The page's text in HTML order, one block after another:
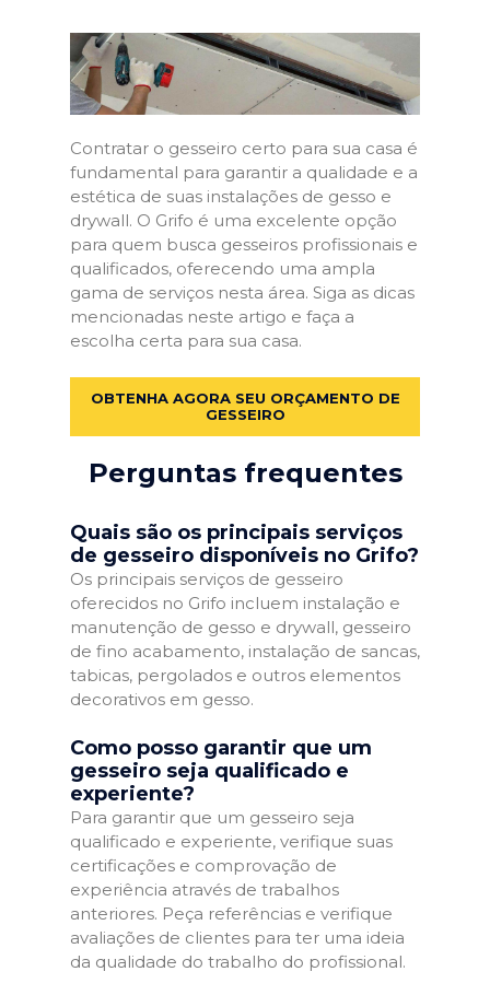
Contratar o gesseiro certo para sua casa é
fundamental para garantir a qualidade e a
estética de suas instalações de gesso e
drywall. O Grifo é uma excelente opção
para quem busca gesseiros profissionais e
qualificados, oferecendo uma ampla
gama de serviços nesta área. Siga as dicas
mencionadas neste artigo e faça a
escolha certa para sua casa.
OBTENHA AGORA SEU ORÇAMENTO DE
GESSEIRO
Perguntas frequentes
Quais são os principais serviços
de gesseiro disponíveis no Grifo?
Os principais serviços de gesseiro
oferecidos no Grifo incluem instalação e
manutenção de gesso e drywall, gesseiro
de fino acabamento, instalação de sancas,
tabicas, pergolados e outros elementos
decorativos em gesso.
Como posso garantir que um
gesseiro seja qualificado e
experiente?
Para garantir que um gesseiro seja
qualificado e experiente, verifique suas
certificações e comprovação de
experiência através de trabalhos
anteriores. Peça referências e verifique
avaliações de clientes para ter uma ideia
da qualidade do trabalho do profissional.